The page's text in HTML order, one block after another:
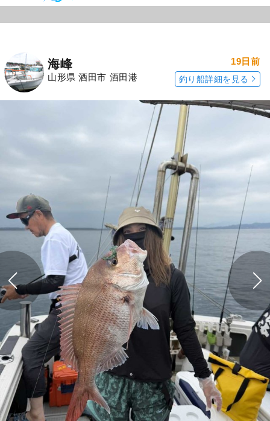
海峰
山形県 酒田市 酒田港
19日前
釣り船詳細を見る